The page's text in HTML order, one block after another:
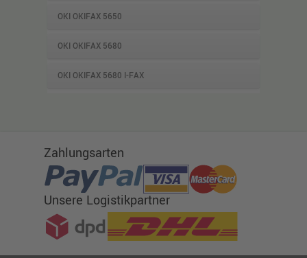
OKI OKIFAX 5650
OKI OKIFAX 5680
OKI OKIFAX 5680 I-FAX
Zahlungsarten
Unsere Logistikpartner